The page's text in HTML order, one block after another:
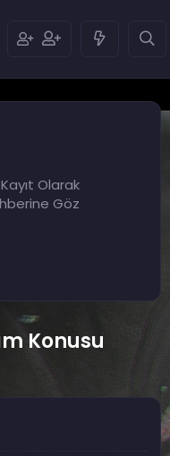
Olarak
Göz
Konusu